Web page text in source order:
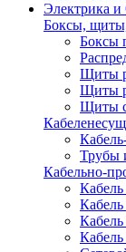
Электрика
Боксы,
Боксы
Щиты
Щиты
Щиты
Трубы
Кабельно-